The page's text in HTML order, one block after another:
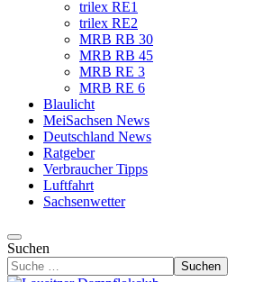
trilex RE1
trilex RE2
MRB RB 30
MRB RB 45
MRB RE 3
MRB RE 6
Blaulicht
MeiSachsen News
Deutschland News
Ratgeber
Verbraucher Tipps
Luftfahrt
Sachsenwetter
Suchen
Suchen